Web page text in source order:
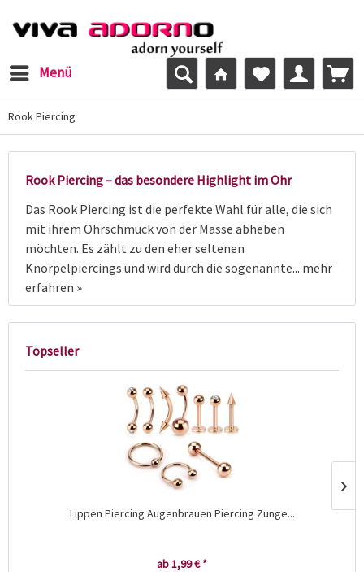
Menü
Rook Piercing
Rook Piercing – das besondere Highlight im Ohr
Das Rook Piercing ist die perfekte Wahl für alle, die sich
mit ihrem Ohrschmuck von der Masse abheben
möchten. Es zählt zu den eher seltenen
Knorpelpiercings und wird durch die sogenannte... mehr
erfahren »
Topseller
Lippen Piercing Augenbrauen Piercing Zunge...
ab 1,99 € *